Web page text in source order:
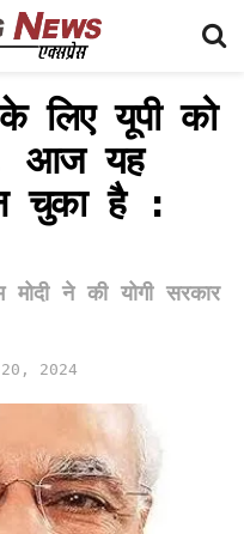
लिए यूपी को
आज यह
चुका है :
ने की योगी सरकार
2024